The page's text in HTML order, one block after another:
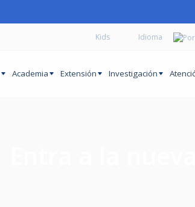
Kids
Academia Extensión Investigación